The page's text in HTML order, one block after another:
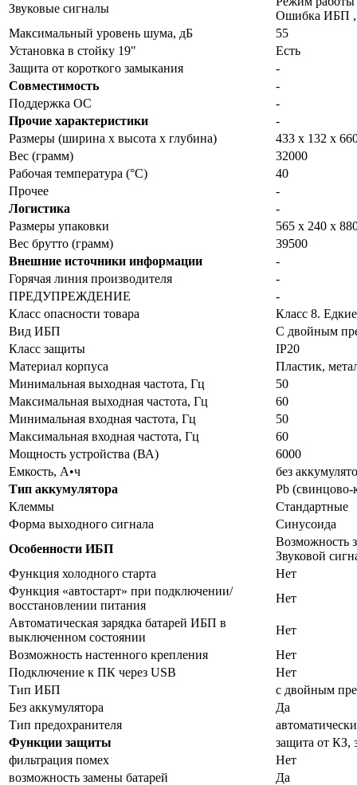
Звуковые сигналы
Ошибка ИБП ,
Максимальный уровень шума, дБ
55
Установка в стойку 19"
Есть
Защита от короткого замыкания
-
Совместимость
-
Поддержка ОС
-
Прочие характеристики
-
Размеры (ширина x высота x глубина)
433 x 132 x
Вес (грамм)
32000
Рабочая температура (°C)
40
Прочее
-
Логистика
-
Размеры упаковки
565 x 240 x
Вес брутто (грамм)
39500
Внешние источники информации
-
Горячая линия производителя
-
ПРЕДУПРЕЖДЕНИЕ
-
Класс опасности товара
Класс 8.
Вид ИБП
С двойным
Класс защиты
IP20
Материал корпуса
Пластик,
Минимальная выходная частота, Гц
50
Максимальная выходная частота, Гц
60
Минимальная входная частота, Гц
50
Максимальная входная частота, Гц
60
Мощность устройства (ВА)
6000
Емкость, А•ч
без
Тип аккумулятора
Pb
Клеммы
Стандартные
Форма выходного сигнала
Синусоида
Особенности ИБП
Возможность
Звуковой
Функция холодного старта
Нет
Функция «автостарт» при подключении/
восстановлении питания
Нет
Автоматическая зарядка батарей ИБП в
выключенном состоянии
Нет
Возможность настенного крепления
Нет
Подключение к ПК через USB
Нет
Тип ИБП
с двойным
Без аккумулятора
Да
Тип предохранителя
Функции защиты
защита от КЗ,
фильтрация помех
Нет
возможность замены батарей
Да